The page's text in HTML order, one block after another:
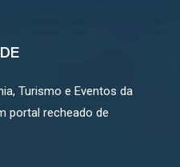
Turismo e Eventos da
portal recheado de